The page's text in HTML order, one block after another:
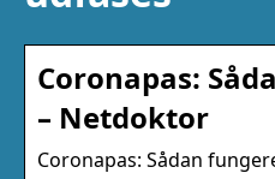
Coronapas:
– Netdoktor
Coronapas: Sådan